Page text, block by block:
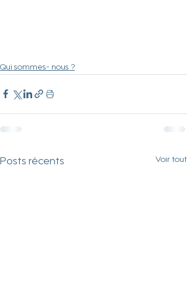
Qui sommes- nous ?
Posts récents Voir tout